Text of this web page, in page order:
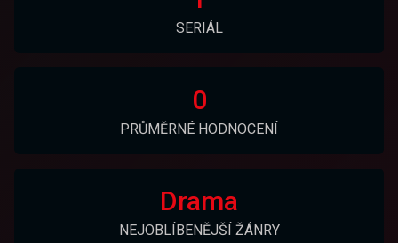
SERIÁL
0
PRŮMĚRNÉ HODNOCENÍ
Drama
NEJOBLÍBENĚJŠÍ ŽÁNRY